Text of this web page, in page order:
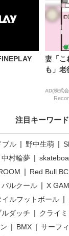
妻「こ
も」老
AD(株式
注目キーワード
ブル 野中生萌
中村輪夢
Red Bull
パルクール X
イルフットボール
ルダッチ クライ
BMX サーフ